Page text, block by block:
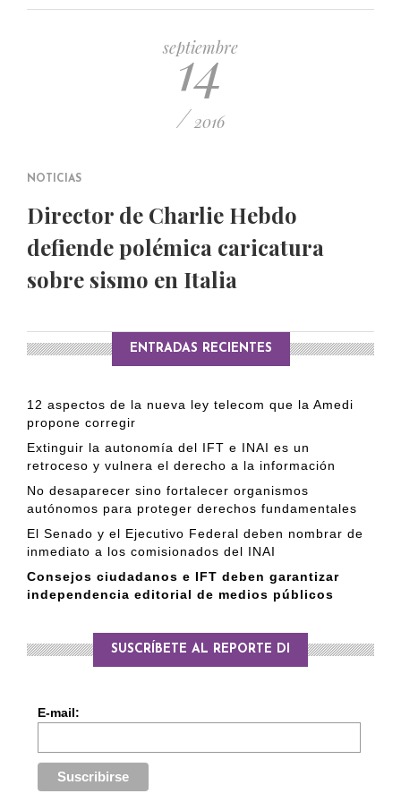
septiembre
14
/ 2016
NOTICIAS
Director de Charlie Hebdo
defiende polémica caricatura
sobre sismo en Italia
ENTRADAS RECIENTES
12 aspectos de la nueva ley telecom que la Amedi
propone corregir
Extinguir la autonomía del IFT e INAI es un
retroceso y vulnera el derecho a la información
No desaparecer sino fortalecer organismos
autónomos para proteger derechos fundamentales
El Senado y el Ejecutivo Federal deben nombrar de
inmediato a los comisionados del INAI
Consejos ciudadanos e IFT deben garantizar
independencia editorial de medios públicos
SUSCRÍBETE AL REPORTE DI
E-mail: